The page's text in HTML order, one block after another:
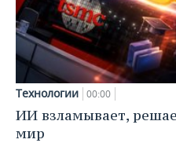
Технологии 00:00
ИИ взламывает,
мир